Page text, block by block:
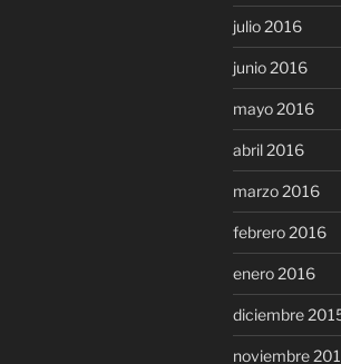
julio 2016
junio 2016
mayo 2016
abril 2016
marzo 2016
febrero 2016
enero 2016
diciembre
noviembre